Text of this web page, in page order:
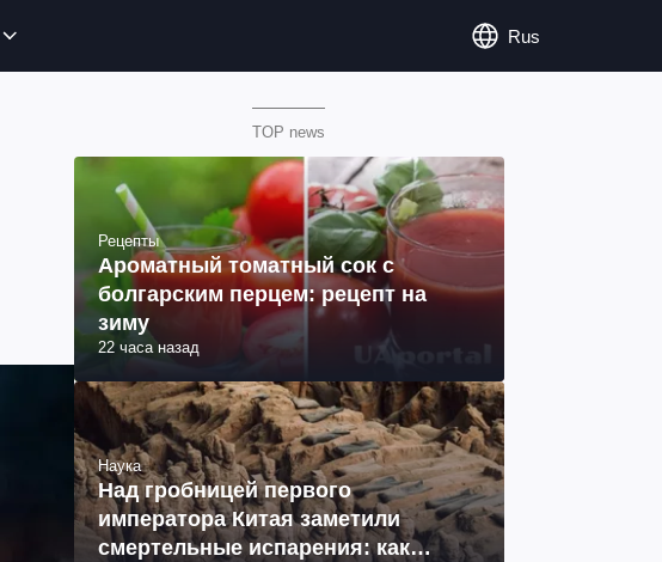
Rus
TOP news
Рецепты
Ароматный томатный сок с
болгарским перцем: рецепт на
зиму
22 часа назад
Наука
Над гробницей первого
императора Китая заметили
смертельные испарения: как